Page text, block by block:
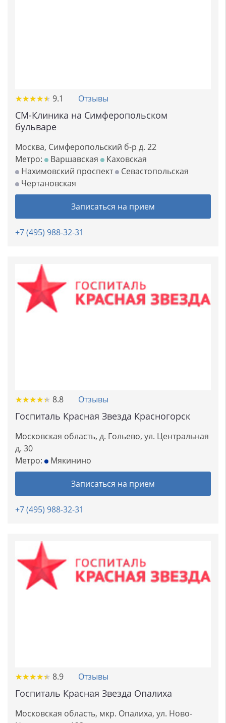
★★★★★
★★★★★ 9.1 Отзывы
СМ-Клиника на Симферопольском
бульваре
Москва, Симферопольский б-р д. 22
Метро:
Варшавская
Каховская
Нахимовский проспект
Севастопольская
Чертановская
Записаться на прием
+7 (495) 988-32-31
★★★★★
★★★★★ 8.8 Отзывы
Госпиталь Красная Звезда Красногорск
Московская область, д. Гольево, ул. Центральная
д. 30
Метро:
Мякинино
Записаться на прием
+7 (495) 988-32-31
★★★★★
★★★★★ 8.9 Отзывы
Госпиталь Красная Звезда Опалиха
Московская область, мкр. Опалиха, ул. Ново-